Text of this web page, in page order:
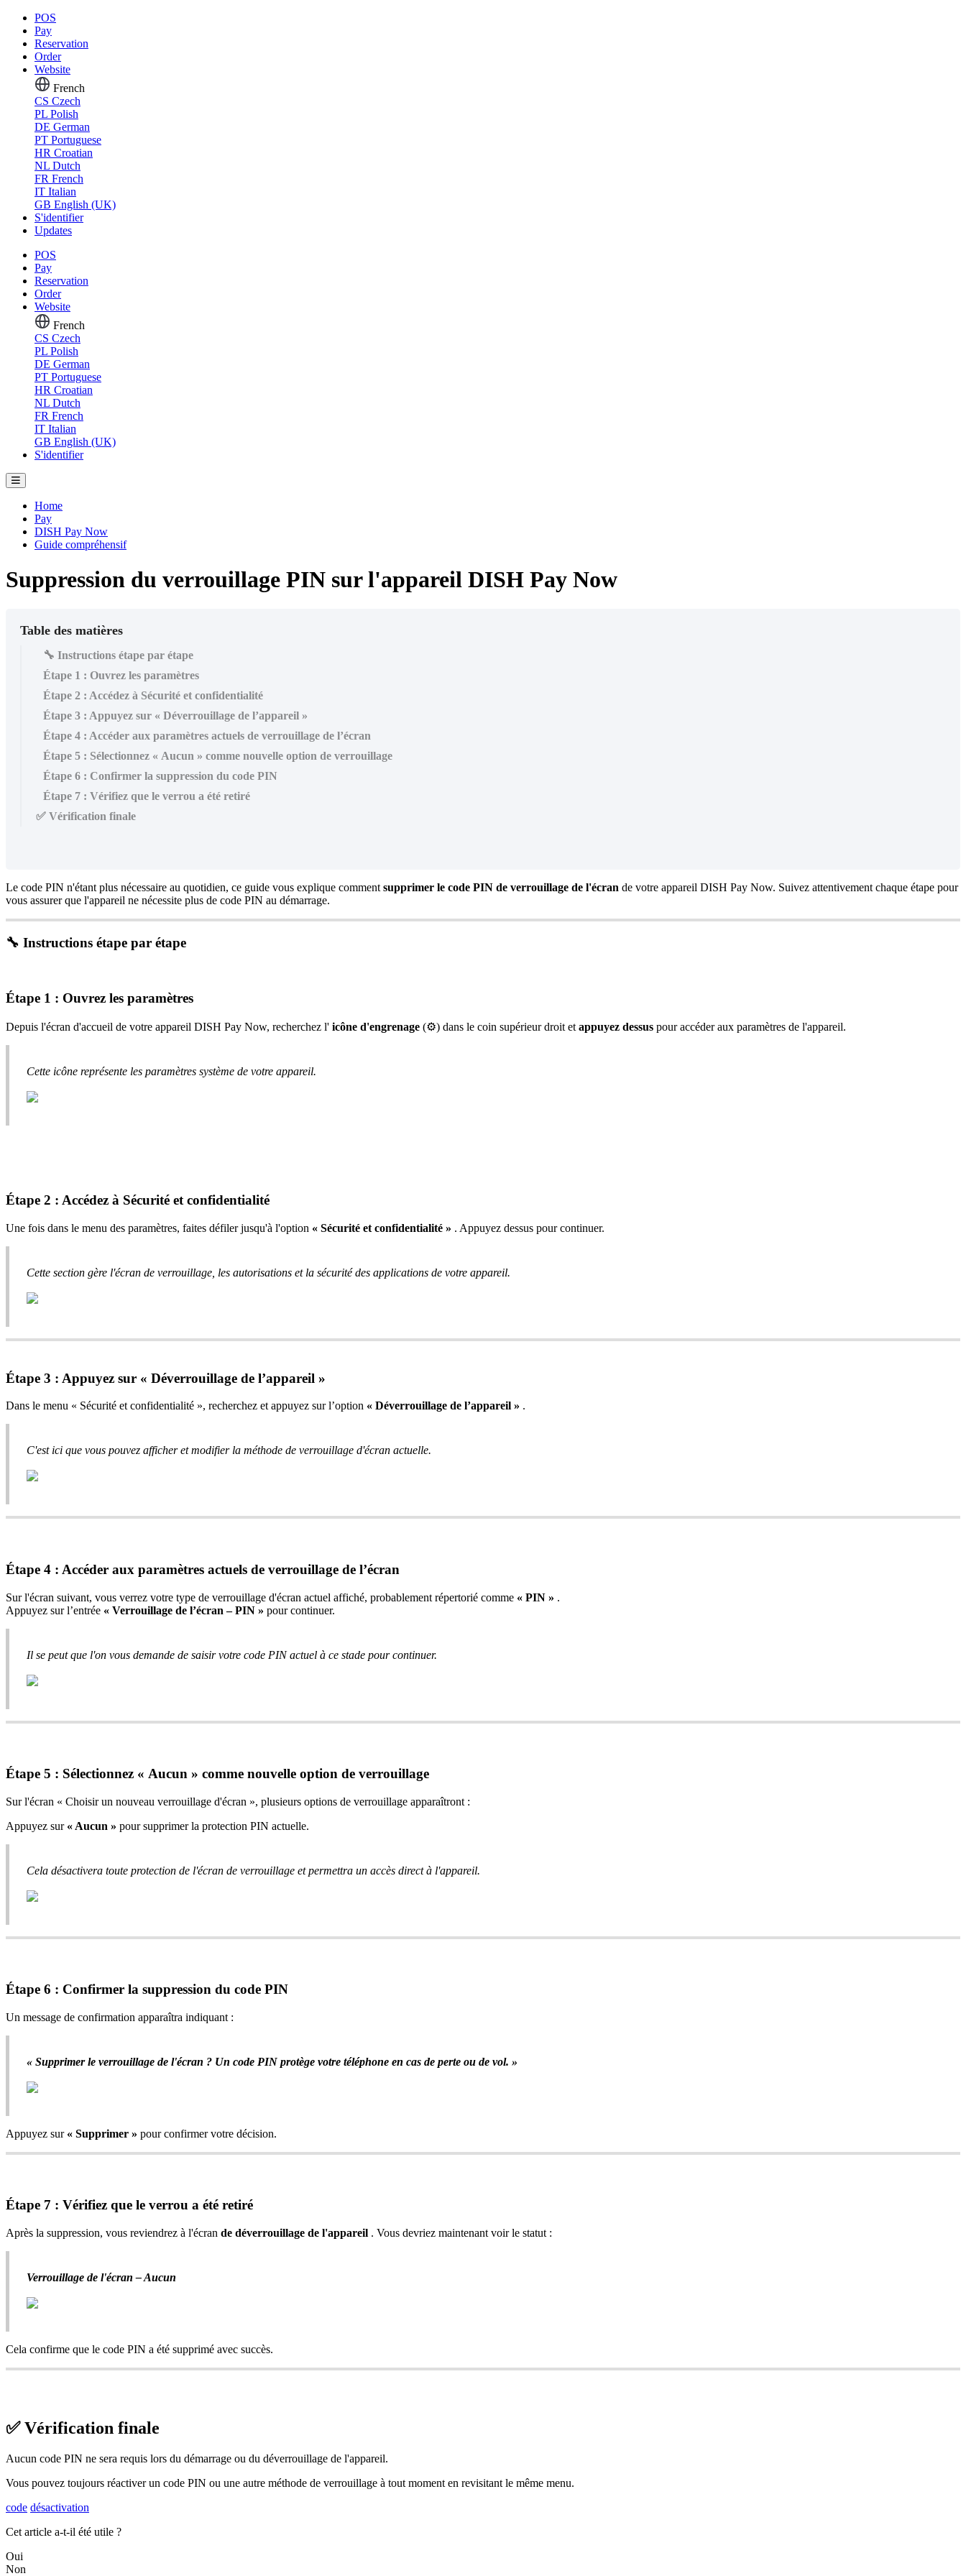
POS
Pay
Reservation
Order
Website
French
CS Czech
PL Polish
DE German
PT Portuguese
HR Croatian
NL Dutch
FR French
IT Italian
GB English (UK)
S'identifier
Updates
POS
Pay
Reservation
Order
Website
French
CS Czech
PL Polish
DE German
PT Portuguese
HR Croatian
NL Dutch
FR French
IT Italian
GB English (UK)
S'identifier
Home
Pay
DISH Pay Now
Guide compréhensif
Suppression du verrouillage PIN sur l'appareil DISH Pay Now
Table des matières
🔧 Instructions étape par étape
Étape 1 : Ouvrez les paramètres
Étape 2 : Accédez à Sécurité et confidentialité
Étape 3 : Appuyez sur « Déverrouillage de l’appareil »
Étape 4 : Accéder aux paramètres actuels de verrouillage de l’écran
Étape 5 : Sélectionnez « Aucun » comme nouvelle option de verrouillage
Étape 6 : Confirmer la suppression du code PIN
Étape 7 : Vérifiez que le verrou a été retiré
✅ Vérification finale
Le code PIN n'étant plus nécessaire au quotidien, ce guide vous explique comment supprimer le code PIN de verrouillage de l'écran de votre appareil DISH Pay Now. Suivez attentivement chaque étape pour
vous assurer que l'appareil ne nécessite plus de code PIN au démarrage.
🔧 Instructions étape par étape
Étape 1 : Ouvrez les paramètres
Depuis l'écran d'accueil de votre appareil DISH Pay Now, recherchez l' icône d'engrenage (⚙️) dans le coin supérieur droit et appuyez dessus pour accéder aux paramètres de l'appareil.
Cette icône représente les paramètres système de votre appareil.
Étape 2 : Accédez à Sécurité et confidentialité
Une fois dans le menu des paramètres, faites défiler jusqu'à l'option « Sécurité et confidentialité » . Appuyez dessus pour continuer.
Cette section gère l'écran de verrouillage, les autorisations et la sécurité des applications de votre appareil.
Étape 3 : Appuyez sur « Déverrouillage de l’appareil »
Dans le menu « Sécurité et confidentialité », recherchez et appuyez sur l’option « Déverrouillage de l’appareil » .
C'est ici que vous pouvez afficher et modifier la méthode de verrouillage d'écran actuelle.
Étape 4 : Accéder aux paramètres actuels de verrouillage de l’écran
Sur l'écran suivant, vous verrez votre type de verrouillage d'écran actuel affiché, probablement répertorié comme « PIN » .
Appuyez sur l’entrée « Verrouillage de l’écran – PIN » pour continuer.
Il se peut que l'on vous demande de saisir votre code PIN actuel à ce stade pour continuer.
Étape 5 : Sélectionnez « Aucun » comme nouvelle option de verrouillage
Sur l'écran « Choisir un nouveau verrouillage d'écran », plusieurs options de verrouillage apparaîtront :
Appuyez sur « Aucun » pour supprimer la protection PIN actuelle.
Cela désactivera toute protection de l'écran de verrouillage et permettra un accès direct à l'appareil.
Étape 6 : Confirmer la suppression du code PIN
Un message de confirmation apparaîtra indiquant :
« Supprimer le verrouillage de l'écran ? Un code PIN protège votre téléphone en cas de perte ou de vol. »
Appuyez sur « Supprimer » pour confirmer votre décision.
Étape 7 : Vérifiez que le verrou a été retiré
Après la suppression, vous reviendrez à l'écran de déverrouillage de l'appareil . Vous devriez maintenant voir le statut :
Verrouillage de l'écran – Aucun
Cela confirme que le code PIN a été supprimé avec succès.
✅ Vérification finale
Aucun code PIN ne sera requis lors du démarrage ou du déverrouillage de l'appareil.
Vous pouvez toujours réactiver un code PIN ou une autre méthode de verrouillage à tout moment en revisitant le même menu.
code désactivation
Cet article a-t-il été utile ?
Oui
Non